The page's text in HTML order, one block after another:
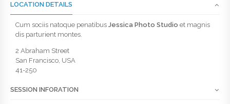
LOCATION DETAILS
Cum sociis natoque penatibus Jessica Photo Studio et magnis
dis parturient montes.
2 Abraham Street
San Francisco, USA
41-250
SESSION INFORATION